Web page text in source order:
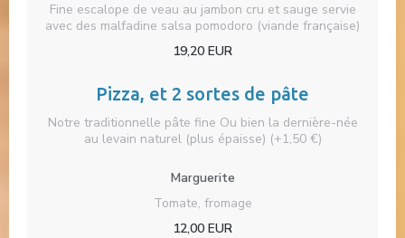
Fine escalope de veau au jambon cru et sauge servie
avec des malfadine salsa pomodoro (viande française)
19,20 EUR
Pizza, et 2 sortes de pâte
Notre traditionnelle pâte fine Ou bien la dernière-née
au levain naturel (plus épaisse) (+1,50 €)
Marguerite
Tomate, fromage
12,00 EUR